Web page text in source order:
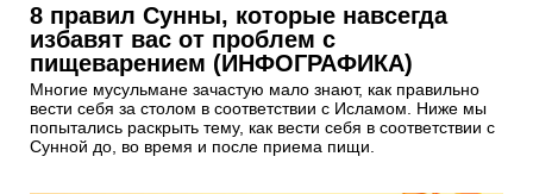
8 правил Сунны, которые навсегда
избавят вас от проблем с
пищеварением (ИНФОГРАФИКА)
Многие мусульмане зачастую мало знают, как правильно
вести себя за столом в соответствии с Исламом. Ниже мы
попытались раскрыть тему, как вести себя в соответствии с
Сунной до, во время и после приема пищи.